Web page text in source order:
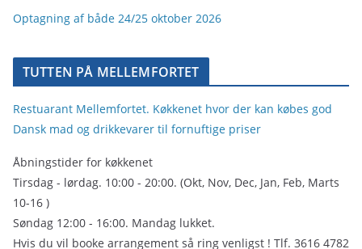
Optagning af både 24/25 oktober 2026
TUTTEN PÅ MELLEMFORTET
Restuarant Mellemfortet. Køkkenet hvor der kan købes god
Dansk mad og drikkevarer til fornuftige priser
Åbningstider for køkkenet
Tirsdag - lørdag. 10:00 - 20:00. (Okt, Nov, Dec, Jan, Feb, Marts
10-16 )
Søndag 12:00 - 16:00. Mandag lukket.
Hvis du vil booke arrangement så ring venligst ! Tlf. 3616 4782